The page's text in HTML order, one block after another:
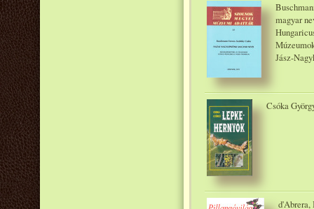
magyar
Jász-
Csóka